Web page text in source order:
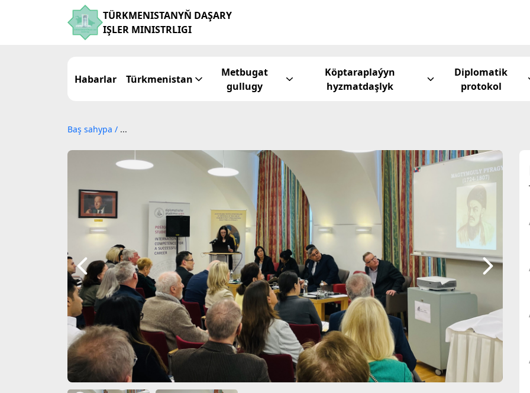
TÜRKMENISTANYŇ DAŞARY
IŞLER MINISTRLIGI
Habarlar Türkmenistan
Metbugat
gullugy
Köptaraplaýyn
hyzmatdaşlyk
Diplomatik
protokol
Baş sahypa / ...